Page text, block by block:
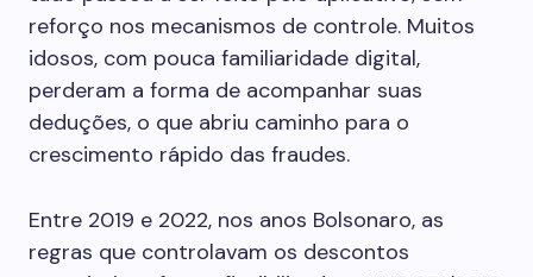
reforço nos mecanismos de controle. Muitos
idosos, com pouca familiaridade digital,
perderam a forma de acompanhar suas
deduções, o que abriu caminho para o
crescimento rápido das fraudes.
Entre 2019 e 2022, nos anos Bolsonaro, as
regras que controlavam os descontos